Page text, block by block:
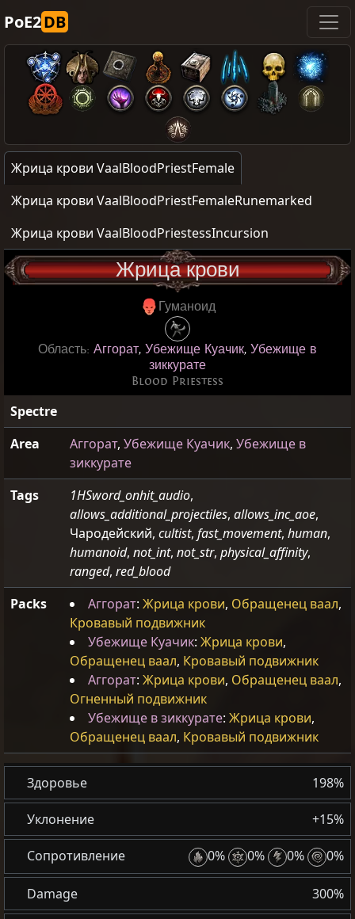
PoE2DB
Жрица крови VaalBloodPriestFemale
Жрица крови VaalBloodPriestFemaleRunemarked
Жрица крови VaalBloodPriestessIncursion
Жрица крови
Гуманоид
Область: Аггорат, Убежище Куачик, Убежище в
зиккурате
Blood Priestess
Spectre
Area
Аггорат, Убежище Куачик, Убежище в
зиккурате
Tags
1HSword_onhit_audio,
allows_additional_projectiles, allows_inc_aoe,
Чародейский, cultist, fast_movement, human,
humanoid, not_int, not_str, physical_affinity,
ranged, red_blood
Packs
Аггорат: Жрица крови, Обращенец ваал,
Кровавый подвижник
Убежище Куачик: Жрица крови,
Обращенец ваал, Кровавый подвижник
Аггорат: Жрица крови, Обращенец ваал,
Огненный подвижник
Убежище в зиккурате: Жрица крови,
Обращенец ваал, Кровавый подвижник
Здоровье 198%
Уклонение +15%
Сопротивление 0% 0% 0% 0%
Damage 300%